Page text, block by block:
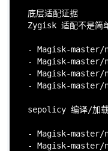
底层适配证据
Zygisk 适配不是简
- Magisk-master/
- Magisk-master/
- Magisk-master/
- Magisk-master/
sepolicy 编译/加载
- Magisk-master/
- Magisk-master/